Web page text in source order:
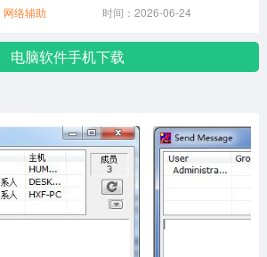
新闻资讯 游戏辅助
网络辅助 时间：2026-06-24
电脑软件手机下载